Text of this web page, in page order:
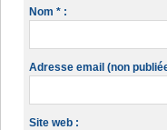
Nom * :
Adresse email (non
Site web :